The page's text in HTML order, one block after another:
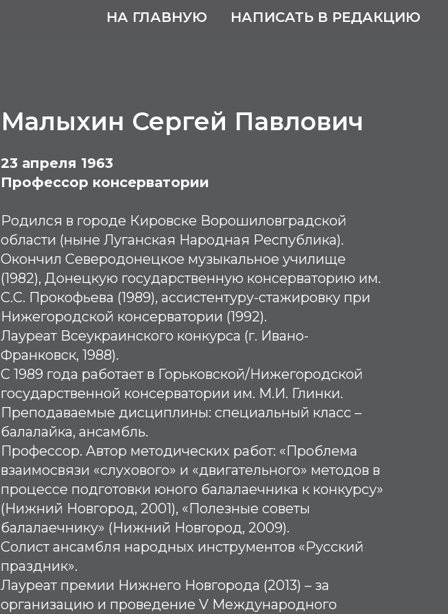
НА ГЛАВНУЮ НАПИСАТЬ В РЕДАКЦИЮ
Малыхин Сергей Павлович
23 апреля 1963
Профессор консерватории
Родился в городе Кировске Ворошиловградской
области (ныне Луганская Народная Республика).
Окончил Северодонецкое музыкальное училище
(1982), Донецкую государственную консерваторию им.
С.С. Прокофьева (1989), ассистентуру-стажировку при
Нижегородской консерватории (1992).
Лауреат Всеукраинского конкурса (г. Ивано-
Франковск, 1988).
С 1989 года работает в Горьковской/Нижегородской
государственной консерватории им. М.И. Глинки.
Преподаваемые дисциплины: специальный класс –
балалайка, ансамбль.
Профессор. Автор методических работ: «Проблема
взаимосвязи «слухового» и «двигательного» методов в
процессе подготовки юного балалаечника к конкурсу»
(Нижний Новгород, 2001), «Полезные советы
балалаечнику» (Нижний Новгород, 2009).
Солист ансамбля народных инструментов «Русский
праздник».
Лауреат премии Нижнего Новгорода (2013) – за
организацию и проведение V Международного